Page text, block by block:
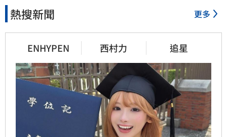
熱搜新聞 更多
ENHYPEN 西村力 追星